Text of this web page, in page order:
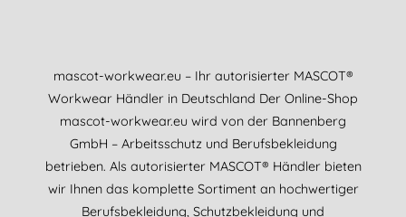
mascot-workwear.eu – Ihr autorisierter MASCOT®
Workwear Händler in Deutschland Der Online-Shop
mascot-workwear.eu wird von der Bannenberg
GmbH – Arbeitsschutz und Berufsbekleidung
betrieben. Als autorisierter MASCOT® Händler bieten
wir Ihnen das komplette Sortiment an hochwertiger
Berufsbekleidung, Schutzbekleidung und